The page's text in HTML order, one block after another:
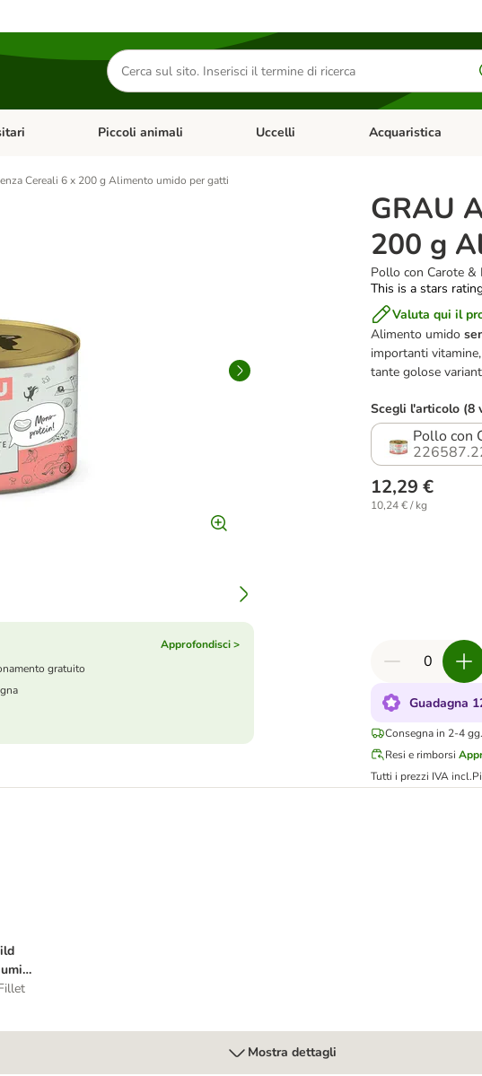
Cerca
prodotti
Apri Menu Categoria: Diete e antiparassitari
Piccoli animali Apri Menu Categoria: Piccoli animali
Uccelli Apri Menu Categoria:
Acquaristica
Cereali 6 x 200 g Alimento umido per gatti
GRAU
200 g
Pollo con Carote &
This is a stars
Valuta qui il
Alimento umido
importanti
tante golose
Approfondisci >
gratuito
Scegli l'articolo (8
Pollo con
12,29 €
10,24 € / kg
Guadagna
Consegna in 2-4
Resi e rimborsi
Tutti i prezzi IVA incl.
gatti
Freedom Crocchette, umido e snack per gatti
Mostra dettagli